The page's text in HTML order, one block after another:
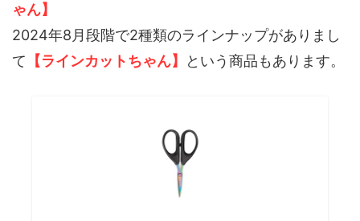
ゃん】
2024年8月段階で2種類のラインナップがありまし
て 【ラインカットちゃん】 という商品もあります。